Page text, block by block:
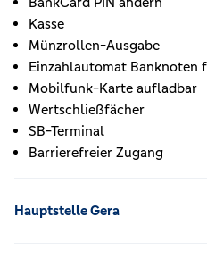
Kasse
Münzrollen-Ausgabe
Einzahlautomat Banknoten
Mobilfunk-Karte aufladbar
Wertschließfächer
SB-Terminal
Barrierefreier Zugang
Hauptstelle Gera